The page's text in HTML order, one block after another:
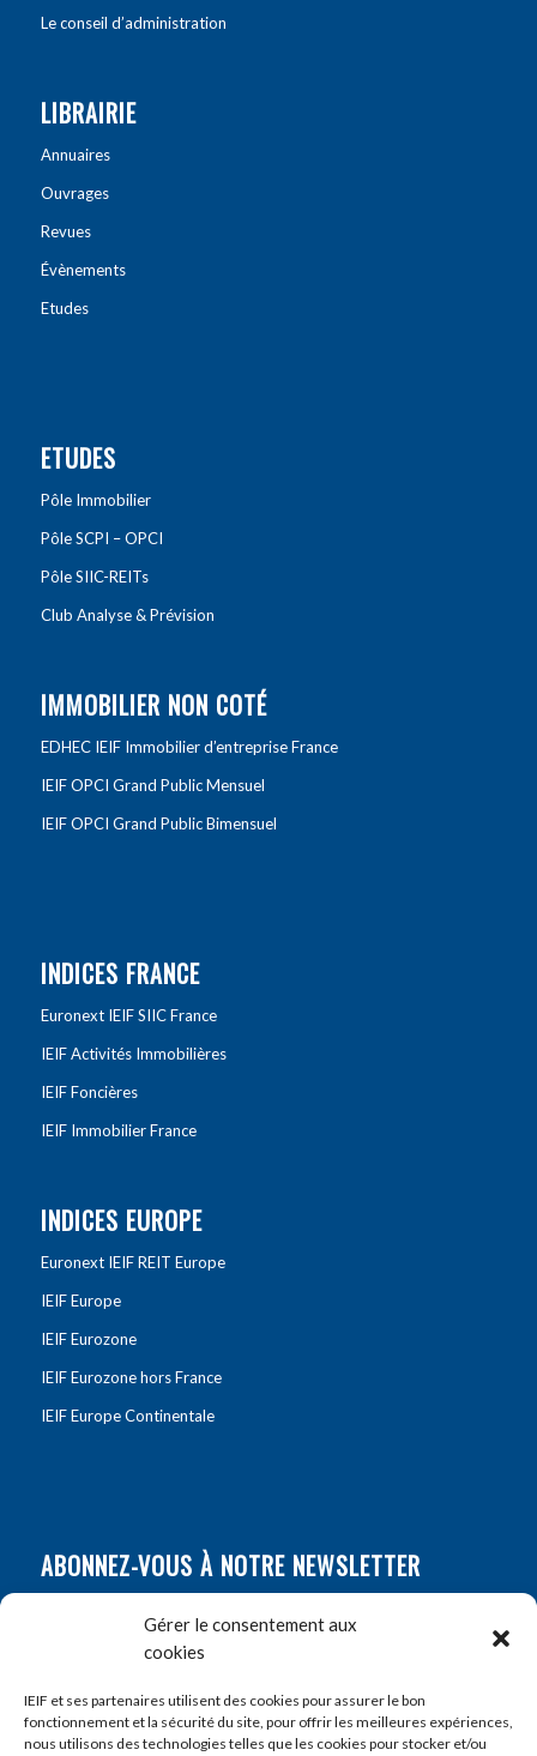
Gérer le consentement aux
cookies
IEIF et ses partenaires utilisent des cookies pour assurer le bon
fonctionnement et la sécurité du site, pour offrir les meilleures expériences,
nous utilisons des technologies telles que les cookies pour stocker et/ou
Le conseil d’administration
LIBRAIRIE
Annuaires
Ouvrages
Revues
Évènements
Etudes
ETUDES
Pôle Immobilier
Pôle SCPI – OPCI
Pôle SIIC-REITs
Club Analyse & Prévision
IMMOBILIER NON COTÉ
EDHEC IEIF Immobilier d’entreprise France
IEIF OPCI Grand Public Mensuel
IEIF OPCI Grand Public Bimensuel
INDICES FRANCE
Euronext IEIF SIIC France
IEIF Activités Immobilières
IEIF Foncières
IEIF Immobilier France
INDICES EUROPE
Euronext IEIF REIT Europe
IEIF Europe
IEIF Eurozone
IEIF Eurozone hors France
IEIF Europe Continentale
ABONNEZ-VOUS À NOTRE NEWSLETTER
Prénom*